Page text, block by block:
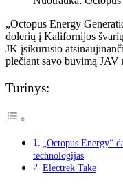
„Octopus Energy
dolerių į Kalifornijos
JK įsikūrusio
plečiant savo buvimą JAV
Turinys:
„Octopus Energy“
technologijas
Electrek Take